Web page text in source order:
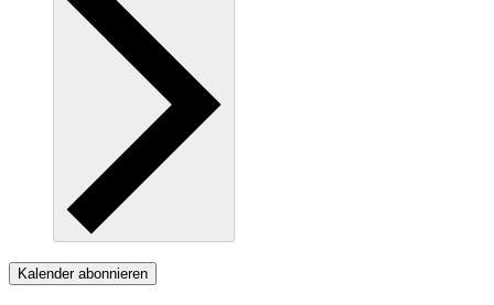
Kalender abonnieren